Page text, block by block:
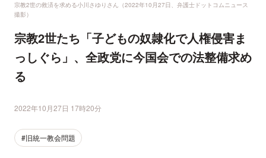
宗教2世の救済を求める小川さゆりさん（2022年10月27日、弁護士ドットコムニュース
撮影）
宗教2世たち「子どもの奴隷化で人権侵害ま
っしぐら」、全政党に今国会での法整備求め
る
2022年10月27日 17時20分
#旧統一教会問題